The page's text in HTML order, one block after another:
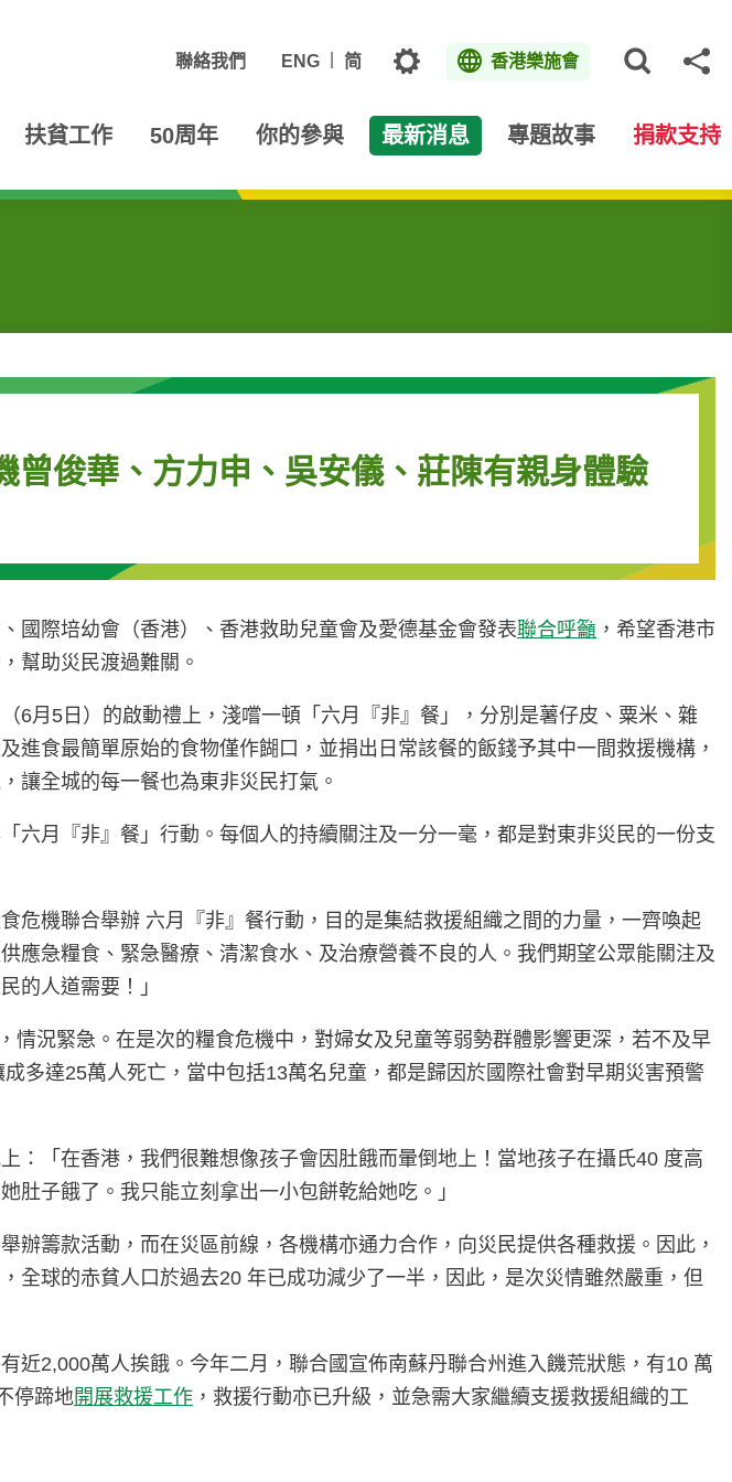
聯絡我們 ENG 简 主題 香港樂施會
扶貧工作 50周年 你的參與 最新消息 專題故事 捐款支持
曾俊華、方力申、吳安儀、莊陳有親身體驗
國際培幼會（香港）、香港救助兒童會及愛德基金會發表聯合呼籲 ，希望香港市
幫助災民渡過難關。
6月5日）的啟動禮上，淺嚐一頓「六月『非』餐」，分別是薯仔皮、粟米、雜
食最簡單原始的食物僅作餬口，並捐出日常該餐的飯錢予其中一間救援機構，
讓全城的每一餐也為東非災民打氣。
六月『非』餐」行動。每個人的持續關注及一分一毫，都是對東非災民的一份支
危機聯合舉辦 六月『非』餐行動，目的是集結救援組織之間的力量，一齊喚起
應急糧食、緊急醫療、清潔食水、及治療營養不良的人。我們期望公眾能關注及
的人道需要！」
況緊急。在是次的糧食危機中，對婦女及兒童等弱勢群體影響更深，若不及早
多達25萬人死亡，當中包括13萬名兒童，都是歸因於國際社會對早期災害預警
：「在香港，我們很難想像孩子會因肚餓而暈倒地上！當地孩子在攝氏40 度高
肚子餓了。我只能立刻拿出一小包餅乾給她吃。」
籌款活動，而在災區前線，各機構亦通力合作，向災民提供各種救援。因此，
全球的赤貧人口於過去20 年已成功減少了一半，因此，是次災情雖然嚴重，但
近2,000萬人挨餓。今年二月，聯合國宣佈南蘇丹聯合州進入饑荒狀態，有10 萬
停蹄地開展救援工作 ，救援行動亦已升級，並急需大家繼續支援救援組織的工